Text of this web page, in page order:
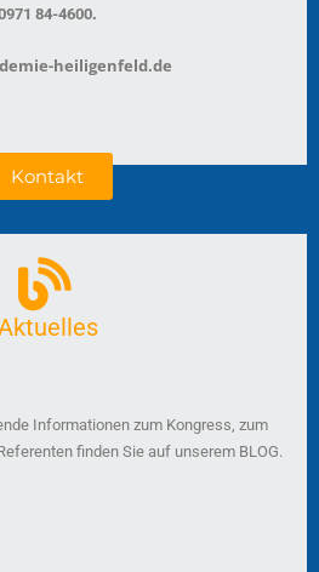
84-4600.
heiligenfeld.de
Kontakt
Informationen zum Kongress, zum
finden Sie auf unserem BLOG.